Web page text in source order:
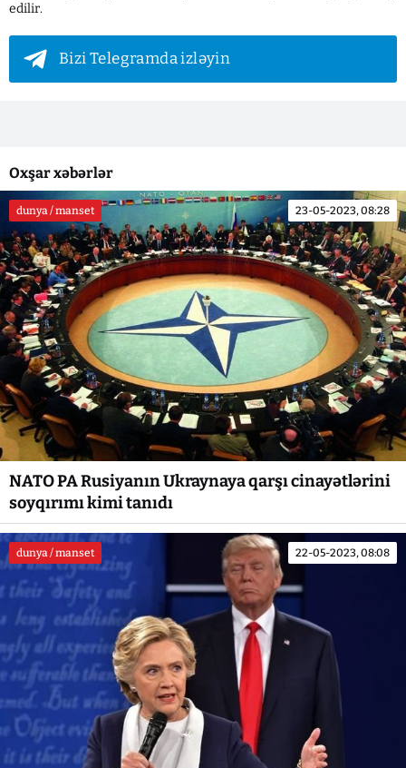
edilir.
Bizi Telegramda izləyin
Oxşar xəbərlər
dunya / manset 23-05-2023, 08:28
NATO PA Rusiyanın Ukraynaya qarşı cinayətlərini
soyqırımı kimi tanıdı
dunya / manset 22-05-2023, 08:08